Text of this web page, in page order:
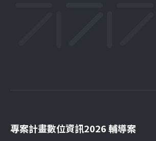
專案計畫數位資訊2026 輔導案